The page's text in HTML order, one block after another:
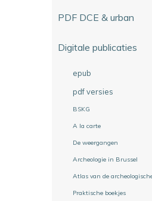
PDF DCE & urban
Digitale publicaties
epub
pdf versies
BSKG
A la carte
De weergangen
Archeologie in Brussel
Atlas van de
Praktische boekjes